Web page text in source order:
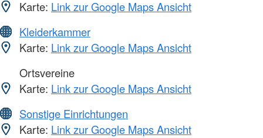
Karte: Link zur Google Maps Ansicht
Kleiderkammer
Karte: Link zur Google Maps Ansicht
Ortsvereine
Karte: Link zur Google Maps Ansicht
Sonstige Einrichtungen
Karte: Link zur Google Maps Ansicht